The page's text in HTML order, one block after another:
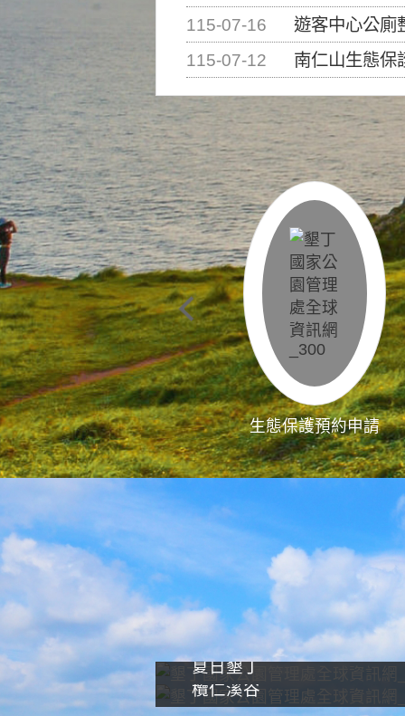
115-07-16
遊客中心公廁
115-07-12
南仁山生態保護區步道已完成
生態保護預約申請
夏日墾丁
欖仁溪谷